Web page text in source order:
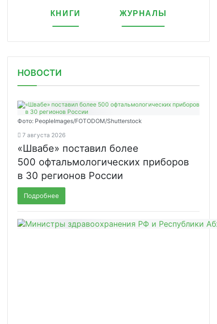
КНИГИ ЖУРНАЛЫ
НОВОСТИ
Фото: PeopleImages/FOTODOM/Shutterstock
7 августа 2026
«Швабе» поставил более
500 офтальмологических приборов
в 30 регионов России
Подробнее